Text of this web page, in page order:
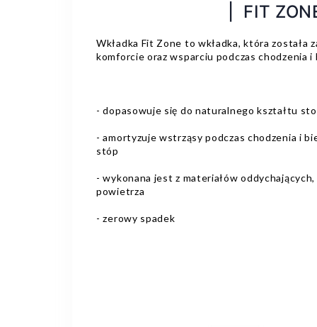
| FIT
Wkładka Fit Zone to wkładka, która została
komforcie oraz wsparciu podczas chodzenia i
- dopasowuje się do naturalnego kształtu
- amortyzuje wstrząsy podczas chodzenia i
stóp
- wykonana jest z materiałów
powietrza
- zerowy spadek